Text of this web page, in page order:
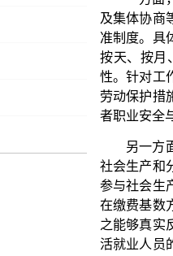
另一方面，创新灵活
社会生产和分配为标准的
参与社会生产和分配过程
在缴费基数方面，在准确
之能够真实反映灵活就业
活就业人员的缴费率。在
征缴的基础上，允许采用
面，允许新就业形态从业
后，通过补缴等方式转移回